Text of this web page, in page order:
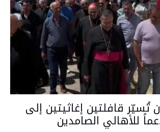
تُسيّر قافلتين إغاثيتين إلى
للأهالي الصامدين